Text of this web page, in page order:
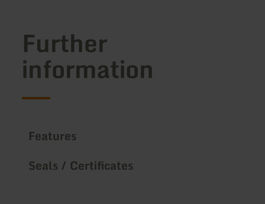
Further
information
Features
Seals / Certificates